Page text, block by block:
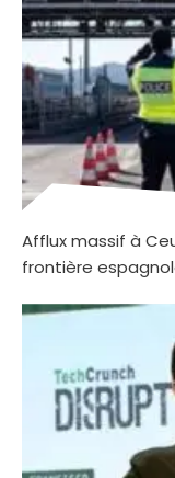
Afflux massif à
frontière